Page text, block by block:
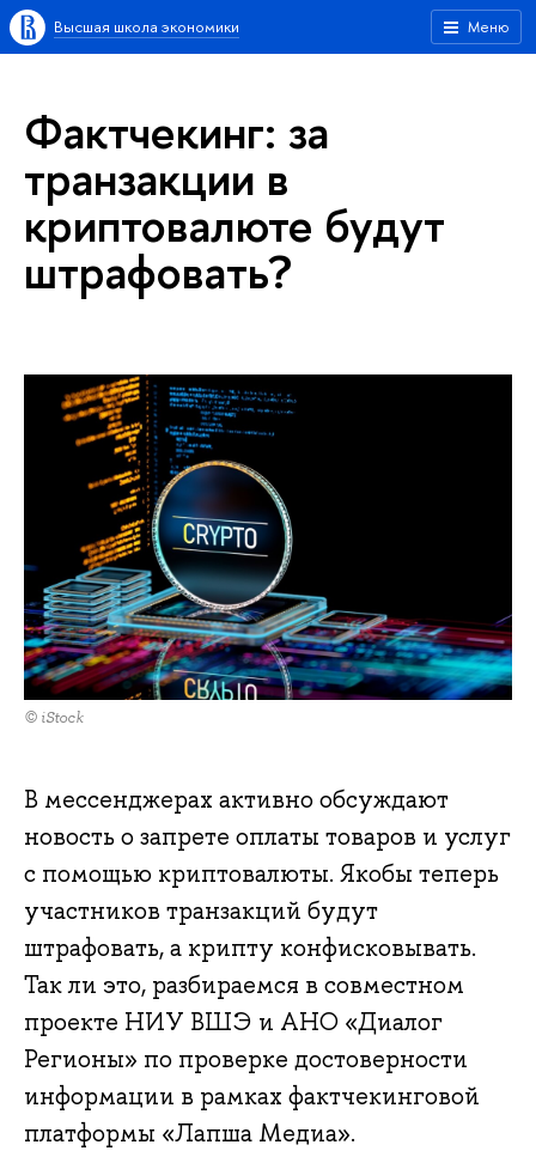
Меню
Высшая школа экономики
Фактчекинг: за
транзакции в
криптовалюте будут
штрафовать?
© iStock
В мессенджерах активно обсуждают
новость о запрете оплаты товаров и услуг
с помощью криптовалюты. Якобы теперь
участников транзакций будут
штрафовать, а крипту конфисковывать.
Так ли это, разбираемся в совместном
проекте НИУ ВШЭ и АНО «Диалог
Регионы» по проверке достоверности
информации в рамках фактчекинговой
платформы «Лапша Медиа».